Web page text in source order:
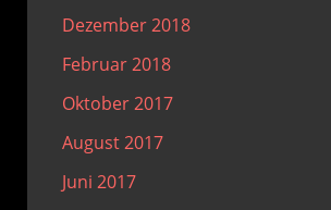
Dezember 2018
Februar 2018
Oktober 2017
August 2017
Juni 2017